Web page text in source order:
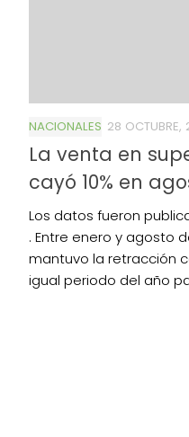
NACIONALES 28 OCTUBRE,
La venta en
cayó 10% en
Los datos fueron
. Entre enero y agosto
mantuvo la retracción
igual periodo del año